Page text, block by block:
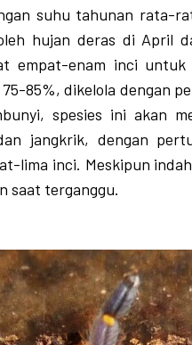
suhu tahunan rata-
hujan deras di April
empat-enam inci
85%, dikelola dengan
spesies ini akan
jangkrik, dengan
lima inci. Meskipun
saat terganggu.